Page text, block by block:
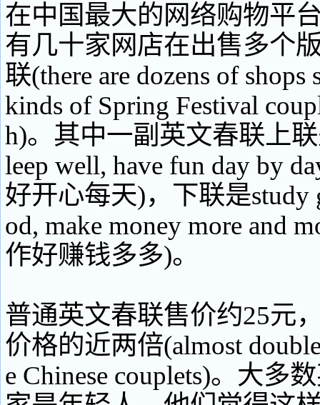
在中国最大的网络购物平
有几十家网店在出售多个
联(there are dozens of shops
kinds of Spring Festival
h)。其中一副英文春联上联
leep well, have fun day by
好开心每天)，下联是study
od, make money more and
作好赚钱多多)。
普通英文春联售价约25元
价格的近两倍(almost
e Chinese couplets)。大多